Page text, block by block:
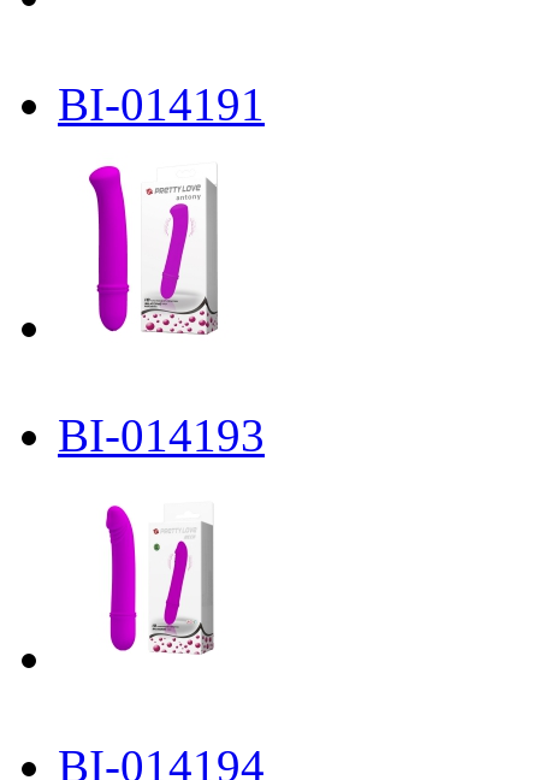
BI-014191
BI-014193
BI-014194